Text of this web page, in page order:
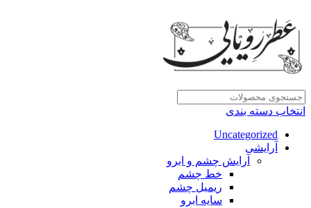
انتخاب دسته بندی
Uncategorized
آرایشی
آرایش چشم و ابرو
خط چشم
ریمیل چشم
سایه ابرو